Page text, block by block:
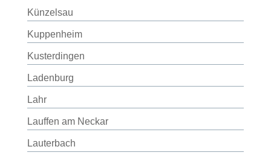
Künzelsau
Kuppenheim
Kusterdingen
Ladenburg
Lahr
Lauffen am Neckar
Lauterbach